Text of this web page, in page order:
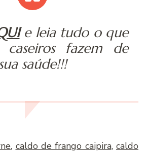
e leia tudo o que
caseiros fazem de
saúde!!!
, caldo de frango caipira, caldo